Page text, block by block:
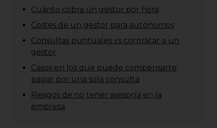
Cuánto cobra un gestor por hora
Costes de un gestor para autónomos
Consultas puntuales vs contratar a un
gestor
Casos en los que puede compensarte
pagar por una sola consulta
Riesgos de no tener asesoría en la
empresa